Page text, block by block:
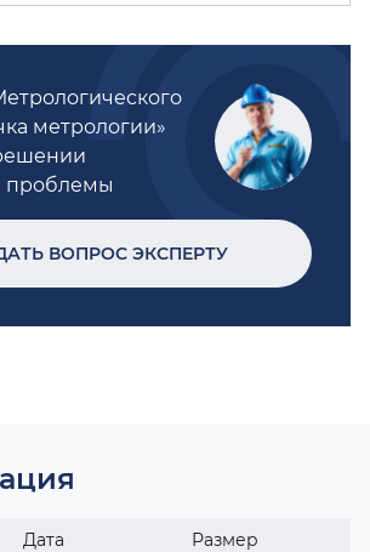
метрологии»
проблемы
ВОПРОС ЭКСПЕРТУ
Дата Размер